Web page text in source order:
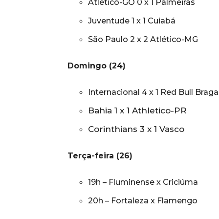
Atlético-GO 0 x 1 Palmeiras
Juventude 1 x 1 Cuiabá
São Paulo 2 x 2 Atlético-MG
Domingo (24)
Internacional 4 x 1 Red Bull
Bahia 1 x 1 Athletico-PR
Corinthians 3 x 1 Vasco
Terça-feira (26)
19h – Fluminense x Criciúma
20h – Fortaleza x Flamengo